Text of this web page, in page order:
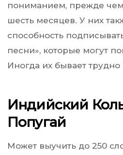
пониманием, прежде
шесть месяцев. У них
способность
песни», которые могут
Иногда их бывает трудно
Индийский
Попугай
Может выучить до 250